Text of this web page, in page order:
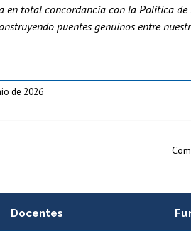
en total concordancia con la Política
puentes genuinos entre
de 2026
Docentes